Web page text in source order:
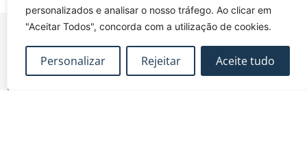
personalizados e analisar o nosso tráfego. Ao clicar em
"Aceitar Todos", concorda com a utilização de cookies.
Personalizar Rejeitar Aceite tudo
FUNDEC – Associação para a Formação e o